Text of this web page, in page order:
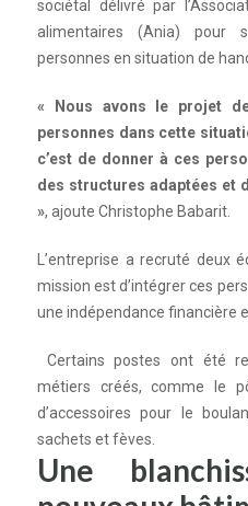
sociétal délivré par
alimentaires (Ania) pour
personnes en situation de
« Nous avons le projet
personnes dans cette
c’est de donner à ces
des structures adaptées et
», ajoute Christophe Babarit.
L’entreprise a recruté deux
mission estd’intégrerces
une indépendance financière
Certains postes ont été
métiers créés, comme
le
d’accessoires pour
le
sachets etfèves.
Une